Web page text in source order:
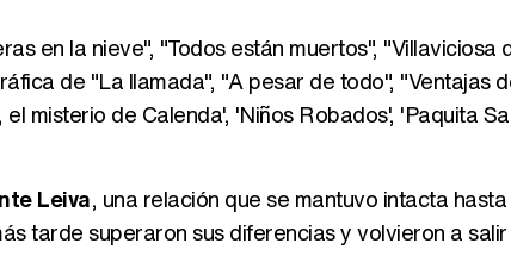
en la nieve", "Todos están muertos", "Villaviciosa
de "La llamada", "A pesar de todo", "Ventajas
misterio de Calenda', 'Niños Robados', 'Paquita
Leiva, una relación que se mantuvo intacta
tarde superaron sus diferencias y volvieron a salir